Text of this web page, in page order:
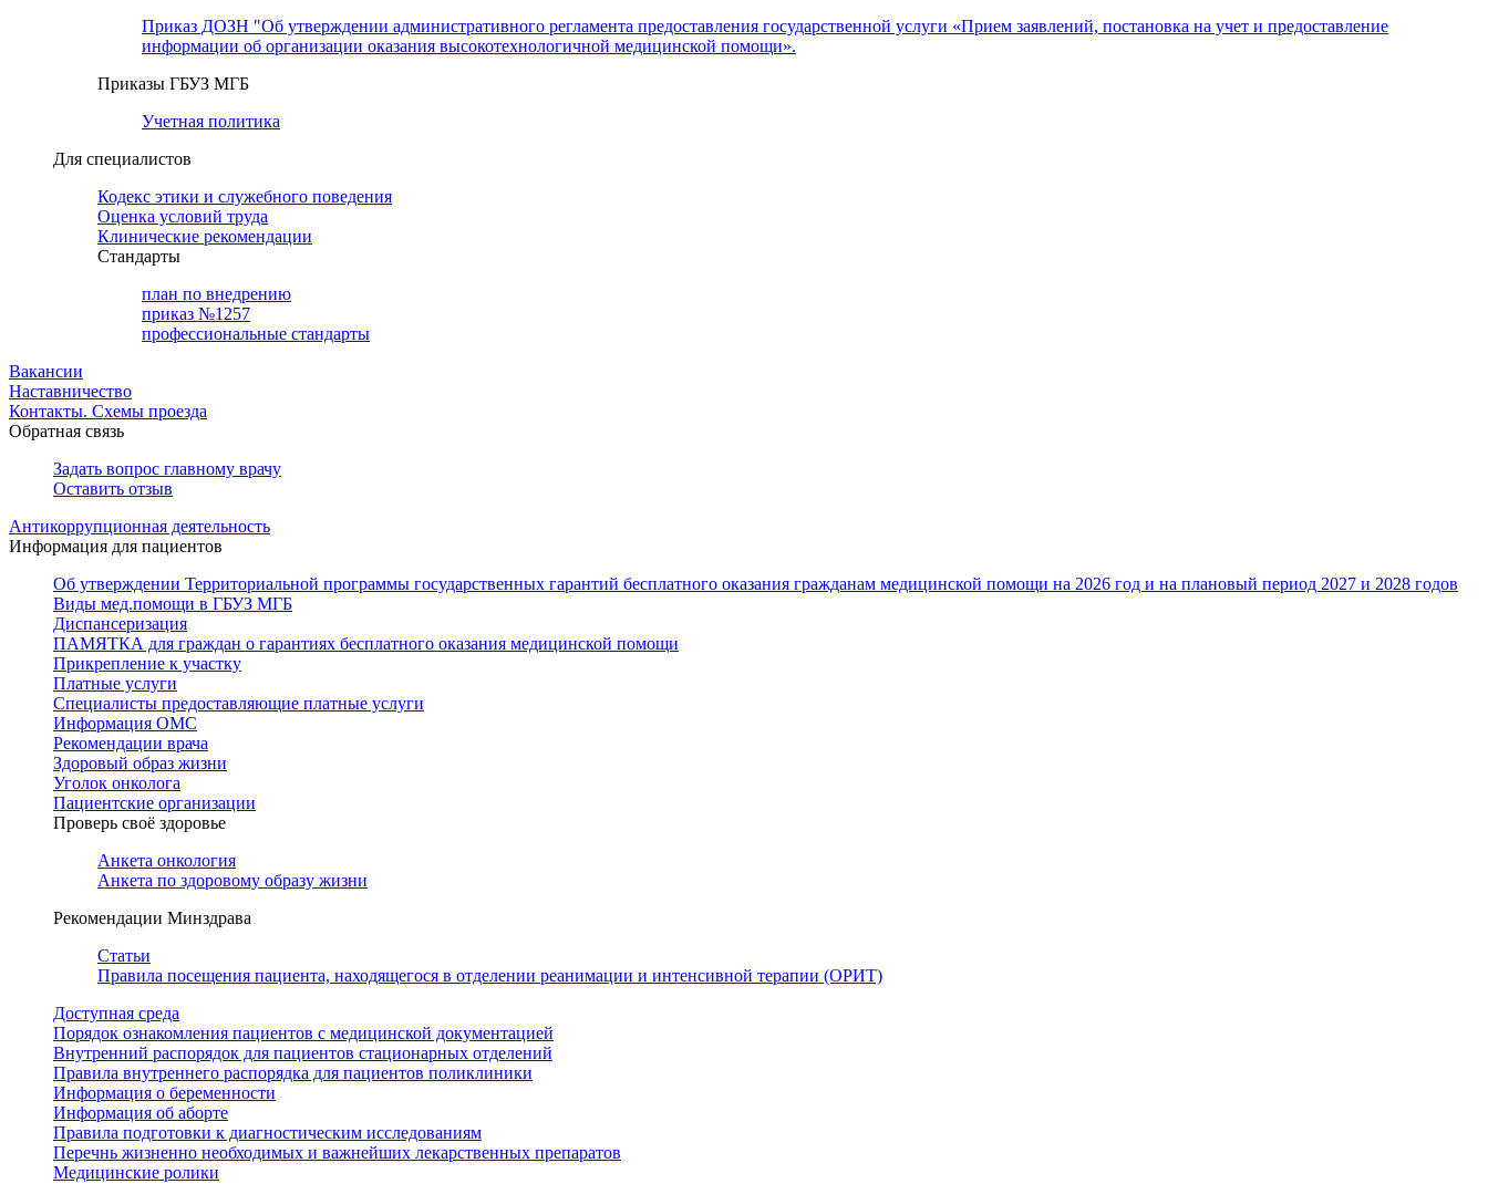
Приказ ДОЗН "Об утверждении административного регламента предоставления государственной услуги «Прием заявлений, постановка на учет и предоставление
информации об организации оказания высокотехнологичной медицинской помощи».
Приказы ГБУЗ МГБ
Учетная политика
Для специалистов
Кодекс этики и служебного поведения
Оценка условий труда
Клинические рекомендации
Cтандарты
план по внедрению
приказ №1257
профессиональные стандарты
Вакансии
Наставничество
Контакты. Схемы проезда
Обратная связь
Задать вопрос главному врачу
Оставить отзыв
Антикоррупционная деятельность
Информация для пациентов
Об утверждении Территориальной программы государственных гарантий бесплатного оказания гражданам медицинской помощи на 2026 год и на плановый период 2027 и 2028 годов
Виды мед.помощи в ГБУЗ МГБ
Диспансеризация
ПАМЯТКА для граждан о гарантиях бесплатного оказания медицинской помощи
Прикрепление к участку
Платные услуги
Специалисты предоставляющие платные услуги
Информация ОМС
Рекомендации врача
Здоровый образ жизни
Уголок онколога
Пациентские организации
Проверь своё здоровье
Анкета онкология
Анкета по здоровому образу жизни
Рекомендации Минздрава
Статьи
Правила посещения пациента, находящегося в отделении реанимации и интенсивной терапии (ОРИТ)
Доступная среда
Порядок ознакомления пациентов с медицинской документацией
Внутренний распорядок для пациентов стационарных отделений
Правила внутреннего распорядка для пациентов поликлиники
Информация о беременности
Информация об аборте
Правила подготовки к диагностическим исследованиям
Перечнь жизненно необходимых и важнейших лекарственных препаратов
Медицинские ролики